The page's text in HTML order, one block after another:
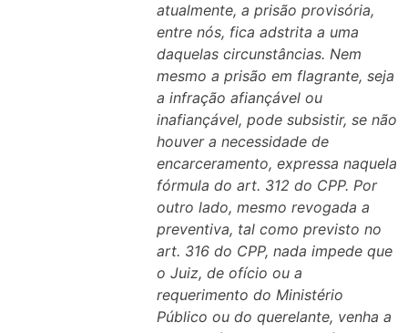
atualmente, a prisão provisória,
entre nós, fica adstrita a uma
daquelas circunstâncias. Nem
mesmo a prisão em flagrante, seja
a infração afiançável ou
inafiançável, pode subsistir, se não
houver a necessidade de
encarceramento, expressa naquela
fórmula do art. 312 do CPP. Por
outro lado, mesmo revogada a
preventiva, tal como previsto no
art. 316 do CPP, nada impede que
o Juiz, de ofício ou a
requerimento do Ministério
Público ou do querelante, venha a